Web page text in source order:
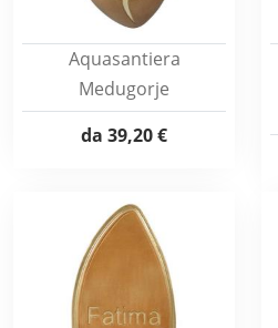
Aquasantiera
Medugorje
da 39,20 €